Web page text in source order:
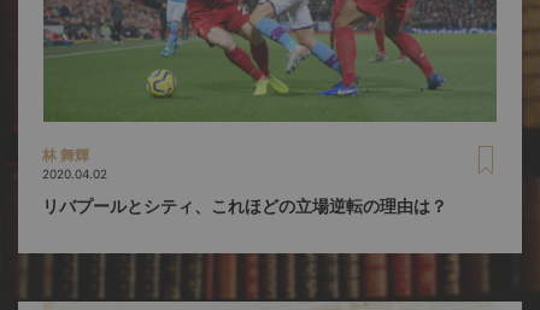
林 舞輝
2020.04.02
リバプールとシティ、これほどの立場逆転の理由は？